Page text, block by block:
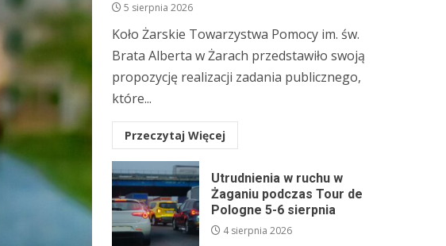
5 sierpnia 2026
Koło Żarskie Towarzystwa Pomocy im. św.
Brata Alberta w Żarach przedstawiło swoją
propozycję realizacji zadania publicznego,
które...
Przeczytaj Więcej
Utrudnienia w ruchu w
Żaganiu podczas Tour de
Pologne 5-6 sierpnia
4 sierpnia 2026